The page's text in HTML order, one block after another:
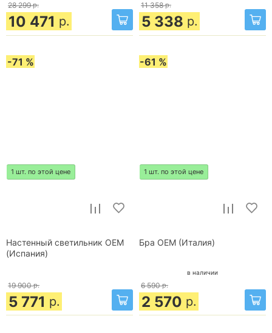
28 299 р.
10 471 р.
11 358 р.
5 338 р.
-71 %
1 шт. по этой цене
Настенный светильник OEM
(Испания)
19 900 р.
5 771 р.
-61 %
1 шт. по этой цене
Бра OEM (Италия)
в наличии
6 590 р.
2 570 р.